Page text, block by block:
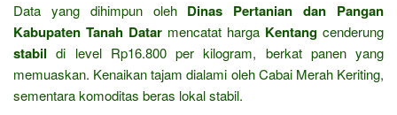
Data yang dihimpun oleh Dinas Pertanian dan Pangan
Kabupaten Tanah Datar mencatat harga Kentang cenderung
stabil di level Rp16.800 per kilogram, berkat panen yang
memuaskan. Kenaikan tajam dialami oleh Cabai Merah Keriting,
sementara komoditas beras lokal stabil.